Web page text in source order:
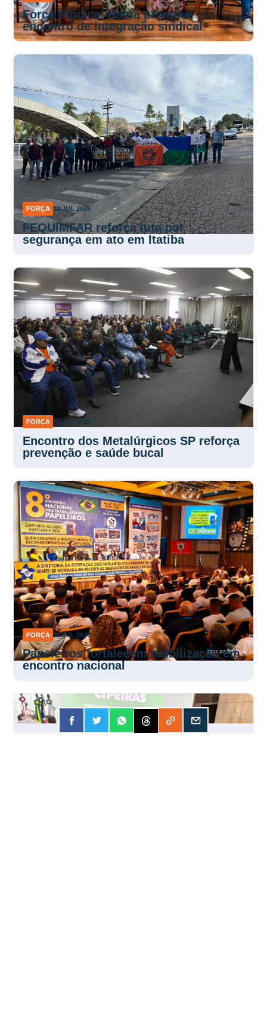
Força Sindical Bahia promove
encontro de integração sindical
FORÇA 31 JUL 2026
FEQUIMFAR reforça luta por
segurança em ato em Itatiba
FORÇA 30 JUL 2026
Encontro dos Metalúrgicos SP reforça
prevenção e saúde bucal
FORÇA 30 JUL 2026
Papeleiros fortalecem mobilização em
encontro nacional